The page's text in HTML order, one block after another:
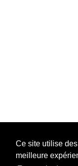
Ce site utilise
meilleure